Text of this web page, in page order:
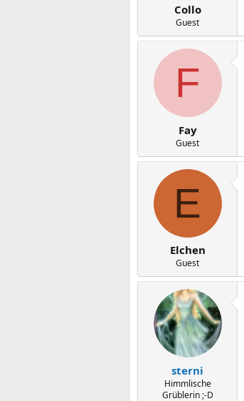
Collo
Guest
F
Fay
Guest
E
Elchen
Guest
sterni
Himmlische
Grüblerin ;-D